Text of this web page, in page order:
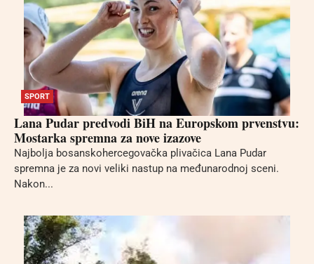
SPORT
Lana Pudar predvodi BiH na Europskom prvenstvu:
Mostarka spremna za nove izazove
Najbolja bosanskohercegovačka plivačica Lana Pudar
spremna je za novi veliki nastup na međunarodnoj sceni.
Nakon...